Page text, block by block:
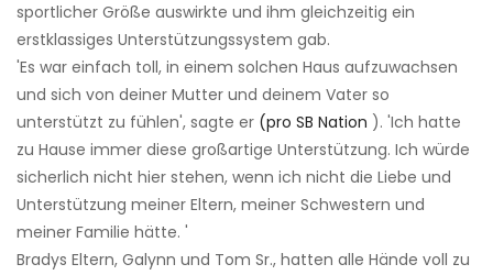
sportlicher Größe auswirkte und ihm gleichzeitig ein
erstklassiges Unterstützungssystem gab.
'Es war einfach toll, in einem solchen Haus aufzuwachsen
und sich von deiner Mutter und deinem Vater so
unterstützt zu fühlen', sagte er (pro SB Nation ). 'Ich hatte
zu Hause immer diese großartige Unterstützung. Ich würde
sicherlich nicht hier stehen, wenn ich nicht die Liebe und
Unterstützung meiner Eltern, meiner Schwestern und
meiner Familie hätte. '
Bradys Eltern, Galynn und Tom Sr., hatten alle Hände voll zu